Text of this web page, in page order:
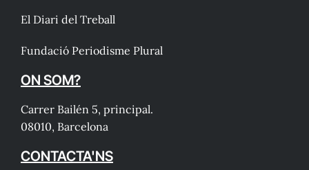
El Diari del Treball
Fundació Periodisme Plural
ON SOM?
Carrer Bailén 5, principal.
08010, Barcelona
CONTACTA'NS